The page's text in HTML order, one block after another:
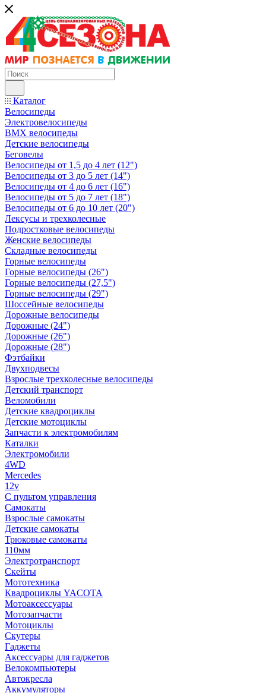
Каталог
Велосипеды
Электровелосипеды
BMX велосипеды
Детские велосипеды
Беговелы
Велосипеды от 1,5 до 4 лет (12")
Велосипеды от 3 до 5 лет (14")
Велосипеды от 4 до 6 лет (16")
Велосипеды от 5 до 7 лет (18")
Велосипеды от 6 до 10 лет (20")
Лексусы и трехколесные
Подростковые велосипеды
Женские велосипеды
Складные велосипеды
Горные велосипеды
Горные велосипеды (26")
Горные велосипеды (27,5")
Горные велосипеды (29")
Шоссейные велосипеды
Дорожные велосипеды
Дорожные (24")
Дорожные (26")
Дорожные (28")
Фэтбайки
Двухподвесы
Взрослые трехколесные велосипеды
Детский транспорт
Веломобили
Детские квадроциклы
Детские мотоциклы
Запчасти к электромобилям
Каталки
Электромобили
4WD
Mercedes
12v
С пультом управления
Самокаты
Взрослые самокаты
Детские самокаты
Трюковые самокаты
110мм
Электротранспорт
Скейты
Мототехника
Квадроциклы YACOTA
Мотоаксессуары
Мотозапчасти
Мотоциклы
Скутеры
Гаджеты
Аксессуары для гаджетов
Велокомпьютеры
Автокресла
Аккумуляторы